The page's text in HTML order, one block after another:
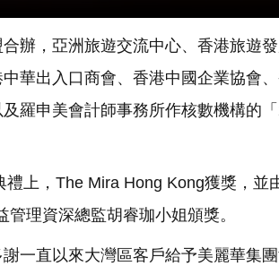
辦，亞洲旅遊交流中心、香港旅遊
華出入口商會、香港中國企業協會
羅申美會計師事務所作核數機構的
禮上，The Mira Hong Kong獲獎，並
理資深總監胡睿珈小姐頒獎。
一直以來大灣區客戶給予美麗華集